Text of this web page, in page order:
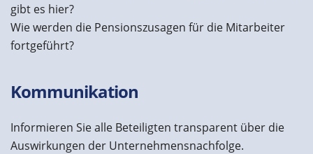
gibt es hier?
Wie werden die Pensionszusagen für die Mitarbeiter
fortgeführt?
Kommunikation
Informieren Sie alle Beteiligten transparent über die
Auswirkungen der Unternehmensnachfolge.